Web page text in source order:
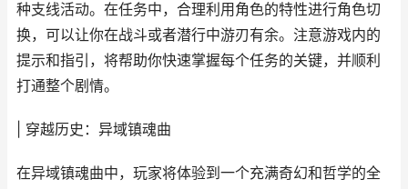
种支线活动。在任务中，合理利用角色的特性进行角色切
换，可以让你在战斗或者潜行中游刃有余。注意游戏内的
提示和指引，将帮助你快速掌握每个任务的关键，并顺利
打通整个剧情。
| 穿越历史：异域镇魂曲
在异域镇魂曲中，玩家将体验到一个充满奇幻和哲学的全